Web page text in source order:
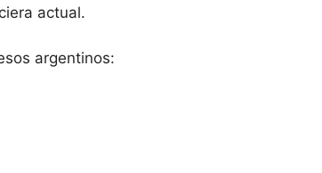
actual.
argentinos: